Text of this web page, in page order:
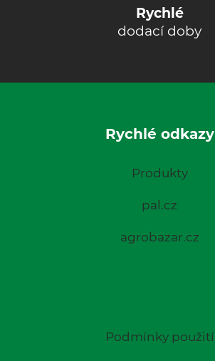
Rychlé
dodací doby
Rychlé odkazy
Produkty
pal.cz
agrobazar.cz
Podmínky použití